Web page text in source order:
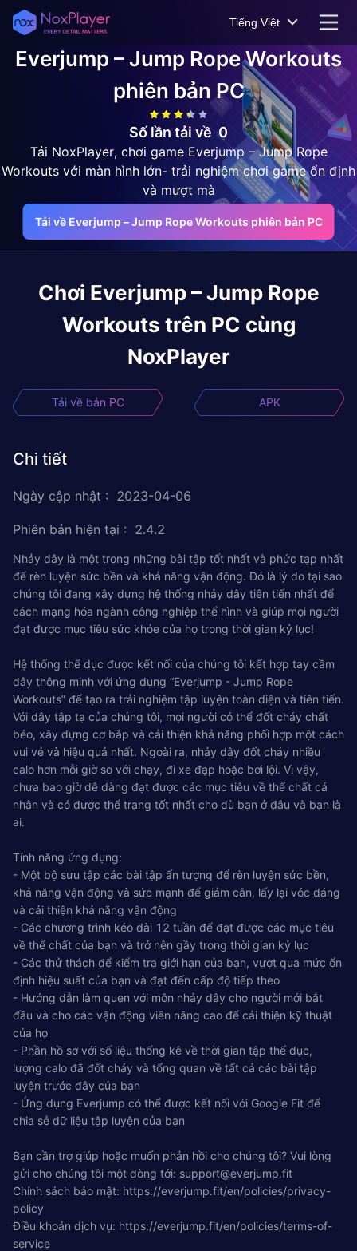
Tiếng Việt
Everjump – Jump Rope Workouts
phiên bản PC
Số lần tải về 0
Tải NoxPlayer, chơi game Everjump – Jump Rope
Workouts với màn hình lớn- trải nghiệm chơi game ổn định
và mượt mà
Tải về Everjump – Jump Rope Workouts phiên bản PC
Chơi Everjump – Jump Rope
Workouts trên PC cùng
NoxPlayer
Tải về bản PC APK
Chi tiết
Ngày cập nhật : 2023-04-06
Phiên bản hiện tại : 2.4.2
Nhảy dây là một trong những bài tập tốt nhất và phức tạp nhất
để rèn luyện sức bền và khả năng vận động. Đó là lý do tại sao
chúng tôi đang xây dựng hệ thống nhảy dây tiên tiến nhất để
cách mạng hóa ngành công nghiệp thể hình và giúp mọi người
đạt được mục tiêu sức khỏe của họ trong thời gian kỷ lục!
Hệ thống thể dục được kết nối của chúng tôi kết hợp tay cầm
dây thông minh với ứng dụng “Everjump - Jump Rope
Workouts” để tạo ra trải nghiệm tập luyện toàn diện và tiên tiến.
Với dây tập tạ của chúng tôi, mọi người có thể đốt cháy chất
béo, xây dựng cơ bắp và cải thiện khả năng phối hợp một cách
vui vẻ và hiệu quả nhất. Ngoài ra, nhảy dây đốt cháy nhiều
calo hơn mỗi giờ so với chạy, đi xe đạp hoặc bơi lội. Vì vậy,
chưa bao giờ dễ dàng đạt được các mục tiêu về thể chất cá
nhân và có được thể trạng tốt nhất cho dù bạn ở đâu và bạn là
ai.
Tính năng ứng dụng:
- Một bộ sưu tập các bài tập ấn tượng để rèn luyện sức bền,
khả năng vận động và sức mạnh để giảm cân, lấy lại vóc dáng
và cải thiện khả năng vận động
- Các chương trình kéo dài 12 tuần để đạt được các mục tiêu
về thể chất của bạn và trở nên gầy trong thời gian kỷ lục
- Các thử thách để kiểm tra giới hạn của bạn, vượt qua mức ổn
định hiệu suất của bạn và đạt đến cấp độ tiếp theo
- Hướng dẫn làm quen với môn nhảy dây cho người mới bắt
đầu và cho các vận động viên nâng cao để cải thiện kỹ thuật
của họ
- Phần hồ sơ với số liệu thống kê về thời gian tập thể dục,
lượng calo đã đốt cháy và tổng quan về tất cả các bài tập
luyện trước đây của bạn
- Ứng dụng Everjump có thể được kết nối với Google Fit để
chia sẻ dữ liệu tập luyện của bạn
Bạn cần trợ giúp hoặc muốn phản hồi cho chúng tôi? Vui lòng
gửi cho chúng tôi một dòng tới: support@everjump.fit
Chính sách bảo mật: https://everjump.fit/en/policies/privacy-
policy
Điều khoản dịch vụ: https://everjump.fit/en/policies/terms-of-
service